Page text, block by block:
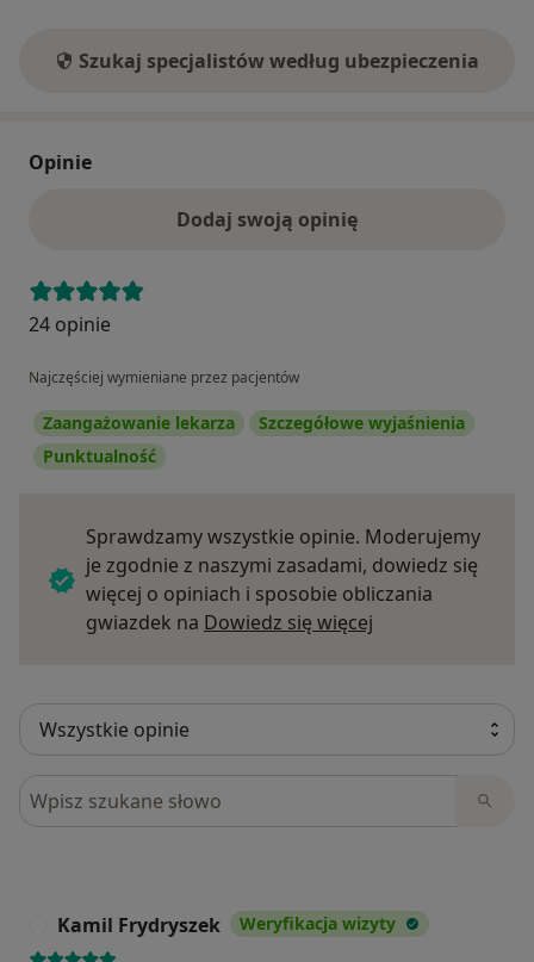
Szukaj specjalistów według ubezpieczenia
Opinie
Dodaj swoją opinię
24 opinie
Najczęściej wymieniane przez pacjentów
Zaangażowanie lekarza
Szczegółowe wyjaśnienia
Punktualność
Sprawdzamy wszystkie opinie. Moderujemy
je zgodnie z naszymi zasadami, dowiedz się
więcej o opiniach i sposobie obliczania
gwiazdek na Dowiedz się więcej
Szukaj w opiniach
Kamil Frydryszek Weryfikacja wizyty